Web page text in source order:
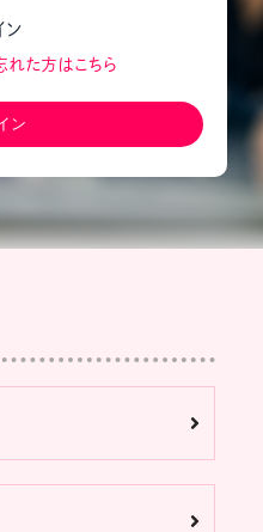
ン
れた方はこちら